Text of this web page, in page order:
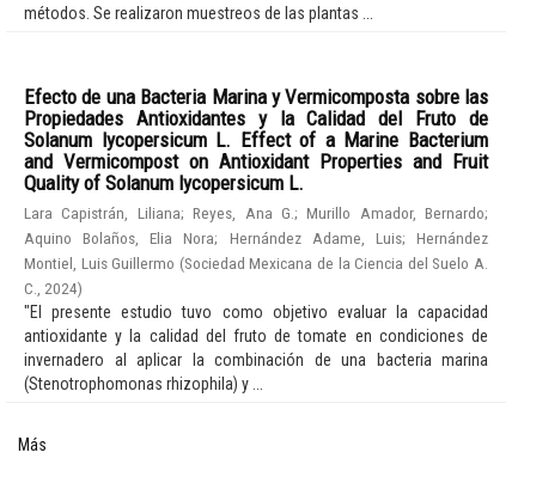
métodos. Se realizaron muestreos de las plantas ...
Efecto de una Bacteria Marina y Vermicomposta sobre las
Propiedades Antioxidantes y la Calidad del Fruto de
Solanum lycopersicum L. Effect of a Marine Bacterium
and Vermicompost on Antioxidant Properties and Fruit
Quality of Solanum lycopersicum L.
Lara Capistrán, Liliana;Reyes, Ana G. ;Murillo Amador, Bernardo;
Aquino Bolaños, Elia Nora; Hernández Adame, Luis;Hernández
Montiel, Luis Guillermo (Sociedad Mexicana de la Ciencia del Suelo A.
C.
2024)
"El presente estudio tuvo como objetivo evaluar la capacidad
antioxidante y la calidad del fruto de tomate en condiciones de
invernadero al aplicar la combinación de una bacteria marina
(Stenotrophomonas rhizophila) y ...
Más